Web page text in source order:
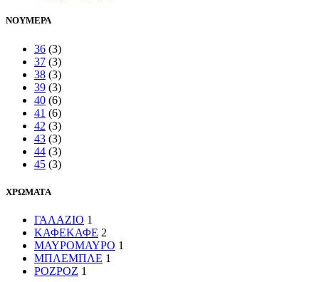
ΝΟΥΜΕΡΑ
36 (3)
37 (3)
38 (3)
39 (3)
40 (6)
41 (6)
42 (3)
43 (3)
44 (3)
45 (3)
ΧΡΩΜΑΤΑ
ΓΑΛΑΖΙΟ 1
ΚΑΦΕΚΑΦΕ 2
ΜΑΥΡΟΜΑΥΡΟ 1
ΜΠΛΕΜΠΛΕ 1
ΡΟΖΡΟΖ 1